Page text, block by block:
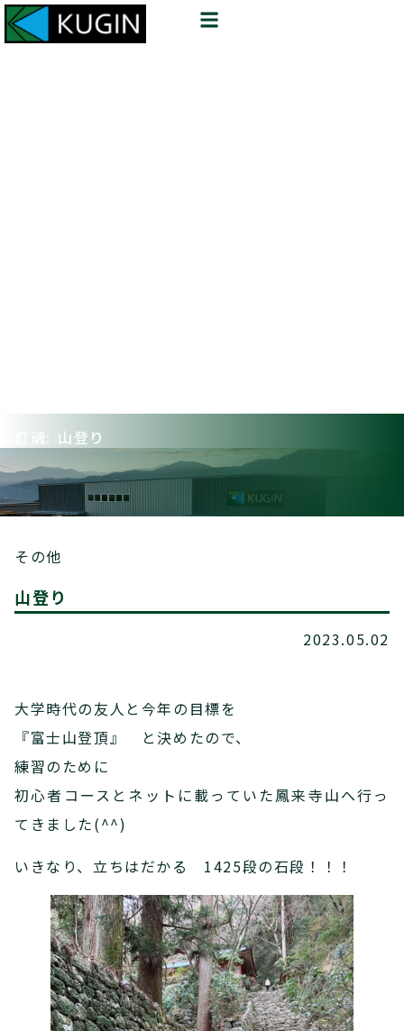
釘魂: 山登り
その他
山登り
2023.05.02
大学時代の友人と今年の目標を
『富士山登頂』 と決めたので、
練習のために
初心者コースとネットに載っていた鳳来寺山へ行っ
てきました(^^)
いきなり、立ちはだかる 1425段の石段！！！